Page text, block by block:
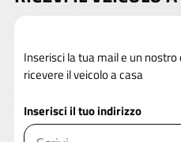
Inserisci la tua mail e un
ricevere il veicolo a casa
Inserisci il tuo indirizzo